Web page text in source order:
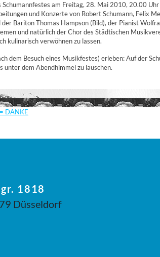
am Freitag, 28. Mai 2010, 20.00
und Konzerte von Robert Schumann, Felix
Bariton Thomas Hampson (Bild), der Pianist
und natürlich der Chor des Städtischen
kulinarisch verwöhnen zu lassen.
dem Besuch eines Musikfestes) erleben: Auf der
unter dem Abendhimmel zu lauschen.
DANKE
1818
Düsseldorf